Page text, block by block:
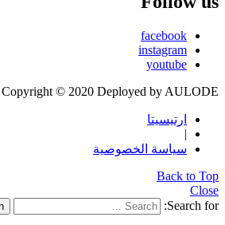
facebook
instagram
youtube
Copyright © 2020 Deployed by AULODE
ارتيسيتا
|
سياسة الخصوصية
Back to Top
Close
Search for: